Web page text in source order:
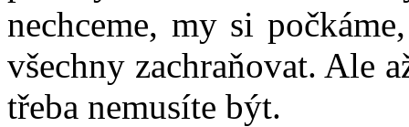
nechceme, my si
všechny zachraňovat. Ale
třeba nemusíte být.